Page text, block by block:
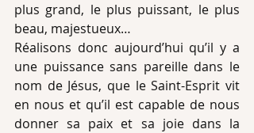
plus grand, le plus puissant, le plus
beau, majestueux…
Réalisons donc aujourd’hui qu’il y a
une puissance sans pareille dans le
nom de Jésus, que le Saint-Esprit vit
en nous et qu’il est capable de nous
donner sa paix et sa joie dans la